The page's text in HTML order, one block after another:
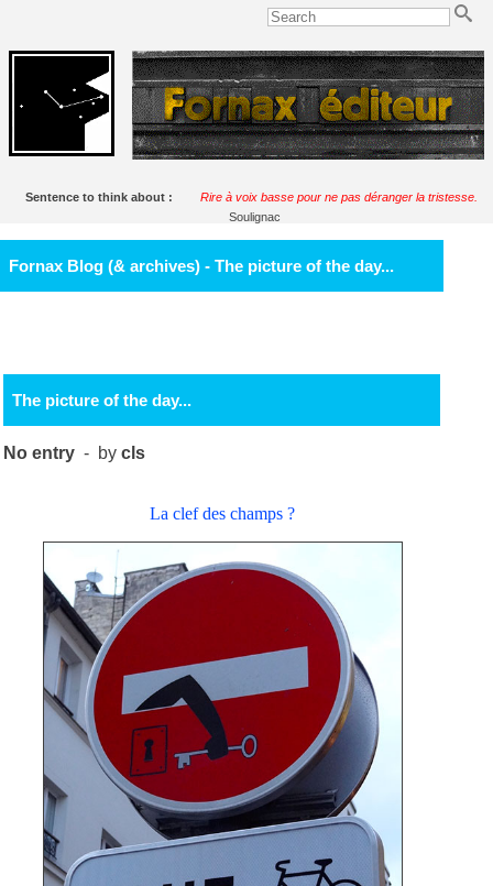
Sentence to think about :
Rire à voix basse pour ne pas déranger la tristesse.
Soulignac
Fornax Blog (& archives) - The picture of the day...
The picture of the day...
No entry - bycls
La clef des champs ?